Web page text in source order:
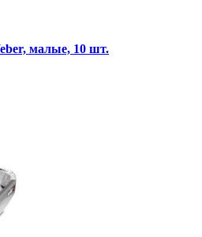
малые, 10 шт.